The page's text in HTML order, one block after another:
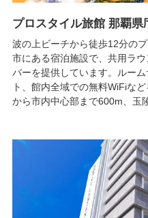
プロスタイル旅館 那覇県
波の上ビーチから徒歩12分の
市にある宿泊施設で、共用ラ
バーを提供しています。ルー
ト、館内全域での無料WiFiな
から市内中心部まで600m、玉